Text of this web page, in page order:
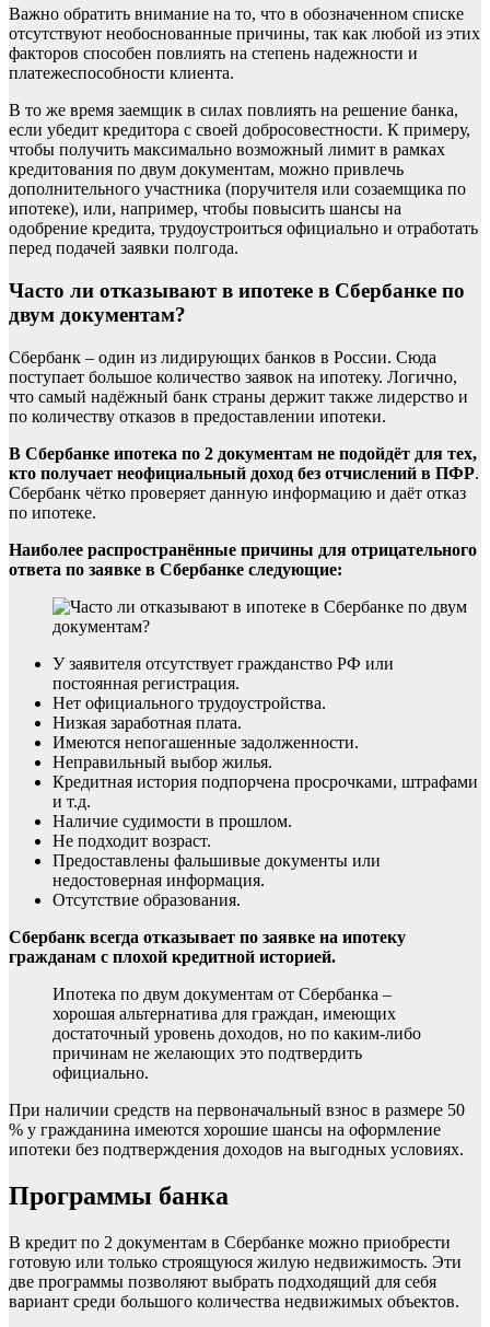
Важно обратить внимание на то, что в обозначенном списке
отсутствуют необоснованные причины, так как любой из этих
факторов способен повлиять на степень надежности и
платежеспособности клиента.
В то же время заемщик в силах повлиять на решение банка,
если убедит кредитора с своей добросовестности. К примеру,
чтобы получить максимально возможный лимит в рамках
кредитования по двум документам, можно привлечь
дополнительного участника (поручителя или созаемщика по
ипотеке), или, например, чтобы повысить шансы на
одобрение кредита, трудоустроиться официально и отработать
перед подачей заявки полгода.
Часто ли отказывают в ипотеке в Сбербанке по
двум документам?
Сбербанк – один из лидирующих банков в России. Сюда
поступает большое количество заявок на ипотеку. Логично,
что самый надёжный банк страны держит также лидерство и
по количеству отказов в предоставлении ипотеки.
В Сбербанке ипотека по 2 документам не подойдёт для тех,
кто получает неофициальный доход без отчислений в ПФР.
Сбербанк чётко проверяет данную информацию и даёт отказ
по ипотеке.
Наиболее распространённые причины для отрицательного
ответа по заявке в Сбербанке следующие:
У заявителя отсутствует гражданство РФ или
постоянная регистрация.
Нет официального трудоустройства.
Низкая заработная плата.
Имеются непогашенные задолженности.
Неправильный выбор жилья.
Кредитная история подпорчена просрочками, штрафами
и т.д.
Наличие судимости в прошлом.
Не подходит возраст.
Предоставлены фальшивые документы или
недостоверная информация.
Отсутствие образования.
Сбербанк всегда отказывает по заявке на ипотеку
гражданам с плохой кредитной историей.
Ипотека по двум документам от Сбербанка –
хорошая альтернатива для граждан, имеющих
достаточный уровень доходов, но по каким-либо
причинам не желающих это подтвердить
официально.
При наличии средств на первоначальный взнос в размере 50
% у гражданина имеются хорошие шансы на оформление
ипотеки без подтверждения доходов на выгодных условиях.
Программы банка
В кредит по 2 документам в Сбербанке можно приобрести
готовую или только строящуюся жилую недвижимость. Эти
две программы позволяют выбрать подходящий для себя
вариант среди большого количества недвижимых объектов.